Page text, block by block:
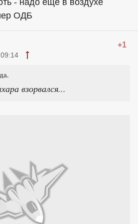
- надо еще в воздухе
ОДБ
+1
взорвался...